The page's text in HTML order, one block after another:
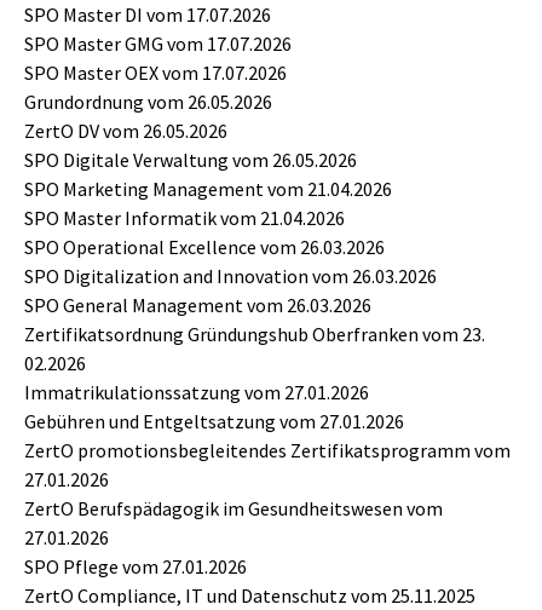
SPO Master DI vom 17.07.2026
SPO Master GMG vom 17.07.2026
SPO Master OEX vom 17.07.2026
Grundordnung vom 26.05.2026
ZertO DV vom 26.05.2026
SPO Digitale Verwaltung vom 26.05.2026
SPO Marketing Management vom 21.04.2026
SPO Master Informatik vom 21.04.2026
SPO Operational Excellence vom 26.03.2026
SPO Digitalization and Innovation vom 26.03.2026
SPO General Management vom 26.03.2026
Zertifikatsordnung Gründungshub Oberfranken vom 23.
02.2026
Immatrikulationssatzung vom 27.01.2026
Gebühren und Entgeltsatzung vom 27.01.2026
ZertO promotionsbegleitendes Zertifikatsprogramm vom
27.01.2026
ZertO Berufspädagogik im Gesundheitswesen vom
27.01.2026
SPO Pflege vom 27.01.2026
ZertO Compliance, IT und Datenschutz vom 25.11.2025